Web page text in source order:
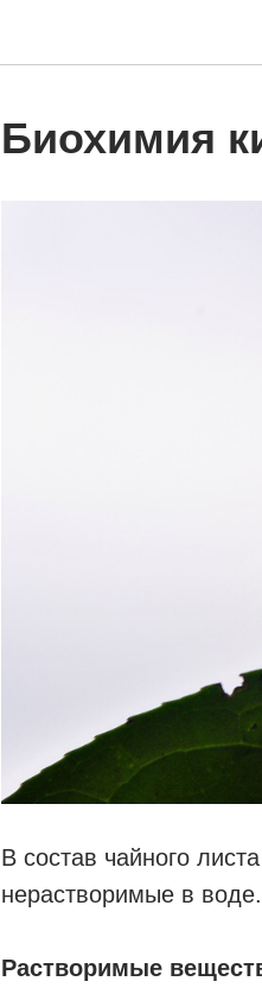
Биохимия
В состав чайного
нерастворимые в воде.
Растворимые